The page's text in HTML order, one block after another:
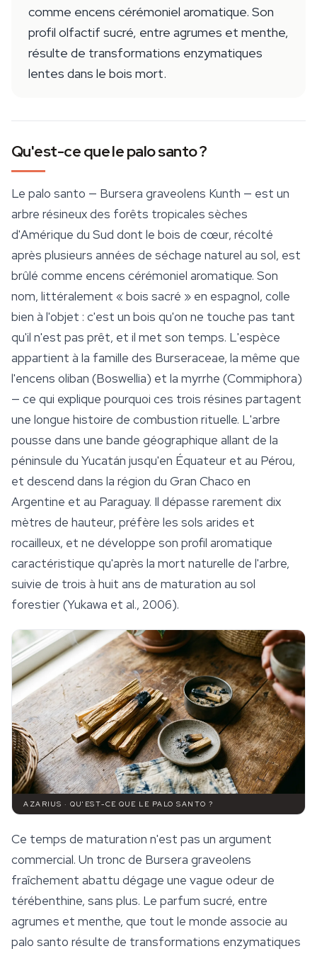
comme encens cérémoniel aromatique. Son
profil olfactif sucré, entre agrumes et menthe,
résulte de transformations enzymatiques
lentes dans le bois mort.
Qu'est-ce que le palo santo ?
Le palo santo — Bursera graveolens Kunth — est un
arbre résineux des forêts tropicales sèches
d'Amérique du Sud dont le bois de cœur, récolté
après plusieurs années de séchage naturel au sol, est
brûlé comme encens cérémoniel aromatique. Son
nom, littéralement « bois sacré » en espagnol, colle
bien à l'objet : c'est un bois qu'on ne touche pas tant
qu'il n'est pas prêt, et il met son temps. L'espèce
appartient à la famille des Burseraceae, la même que
l'encens oliban (Boswellia) et la myrrhe (Commiphora)
— ce qui explique pourquoi ces trois résines partagent
une longue histoire de combustion rituelle. L'arbre
pousse dans une bande géographique allant de la
péninsule du Yucatán jusqu'en Équateur et au Pérou,
et descend dans la région du Gran Chaco en
Argentine et au Paraguay. Il dépasse rarement dix
mètres de hauteur, préfère les sols arides et
rocailleux, et ne développe son profil aromatique
caractéristique qu'après la mort naturelle de l'arbre,
suivie de trois à huit ans de maturation au sol
forestier (Yukawa et al., 2006).
AZARIUS · QU'EST-CE QUE LE PALO SANTO ?
Ce temps de maturation n'est pas un argument
commercial. Un tronc de Bursera graveolens
fraîchement abattu dégage une vague odeur de
térébenthine, sans plus. Le parfum sucré, entre
agrumes et menthe, que tout le monde associe au
palo santo résulte de transformations enzymatiques